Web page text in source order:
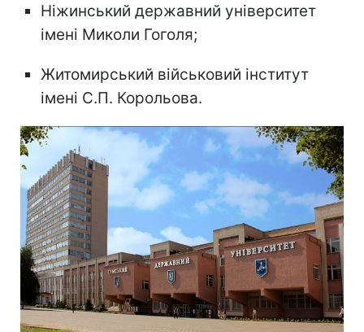
Ніжинський державний університет
імені Миколи Гоголя;
Житомирський вiйськовий iнститут
iменi С.П. Корольова.